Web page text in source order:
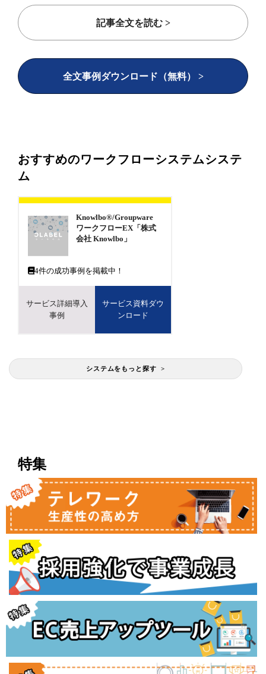
記事全文を読む >
全文事例ダウンロード（無料） >
おすすめのワークフローシステムシステ
ム
Knowlbo®/Groupware
ワークフローEX「株式
会社 Knowlbo」
4件の成功事例を掲載中！
サービス詳細導入
事例
サービス資料ダウ
ンロード
システムをもっと探す >
特集